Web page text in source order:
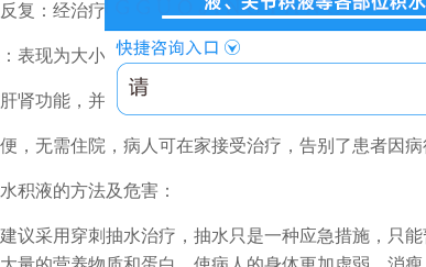
：经治疗万余例患者统计分析，高效不反复。
现为大小便增多，二便次数增多，排便总量增加，
功能，并且根据患者自身不同情况进行整体调理全
无需住院，病人可在家接受治疗，告别了患者因病
液的方法及危害：
采用穿刺抽水治疗，抽水只是一种应急措施，只能